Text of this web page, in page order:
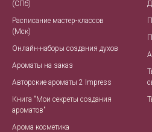
(СПб)
Расписание мастер-классов
(Мск)
Онлайн-наборы создания духов
Ароматы на заказ
Авторские ароматы 2 Impress
Книга "Мои секреты создания
ароматов"
Арома косметика